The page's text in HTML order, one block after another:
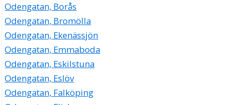
Odengatan, Borås
Odengatan, Bromölla
Odengatan, Ekenässjön
Odengatan, Emmaboda
Odengatan, Eskilstuna
Odengatan, Eslöv
Odengatan, Falköping